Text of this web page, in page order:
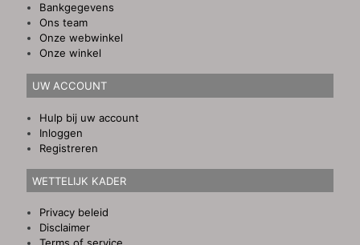
Bankgegevens
Ons team
Onze webwinkel
Onze winkel
UW ACCOUNT
Hulp bij uw account
Inloggen
Registreren
WETTELIJK KADER
Privacy beleid
Disclaimer